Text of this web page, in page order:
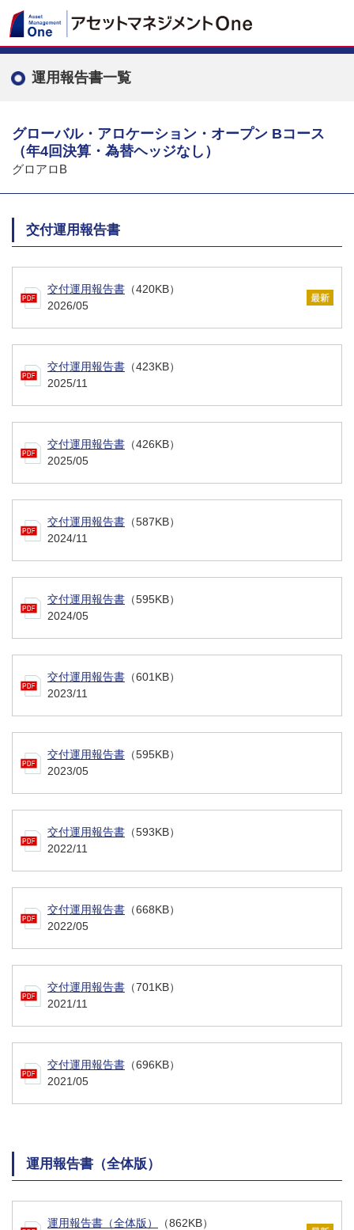
運用報告書一覧
グローバル・アロケーション・オープン Bコース
（年4回決算・為替ヘッジなし）
グロアロB
交付運用報告書
交付運用報告書 （420KB）
2026/05
交付運用報告書 （423KB）
2025/11
交付運用報告書 （426KB）
2025/05
交付運用報告書 （587KB）
2024/11
交付運用報告書 （595KB）
2024/05
交付運用報告書 （601KB）
2023/11
交付運用報告書 （595KB）
2023/05
交付運用報告書 （593KB）
2022/11
交付運用報告書 （668KB）
2022/05
交付運用報告書 （701KB）
2021/11
交付運用報告書 （696KB）
2021/05
運用報告書（全体版）
運用報告書（全体版）
（862KB）